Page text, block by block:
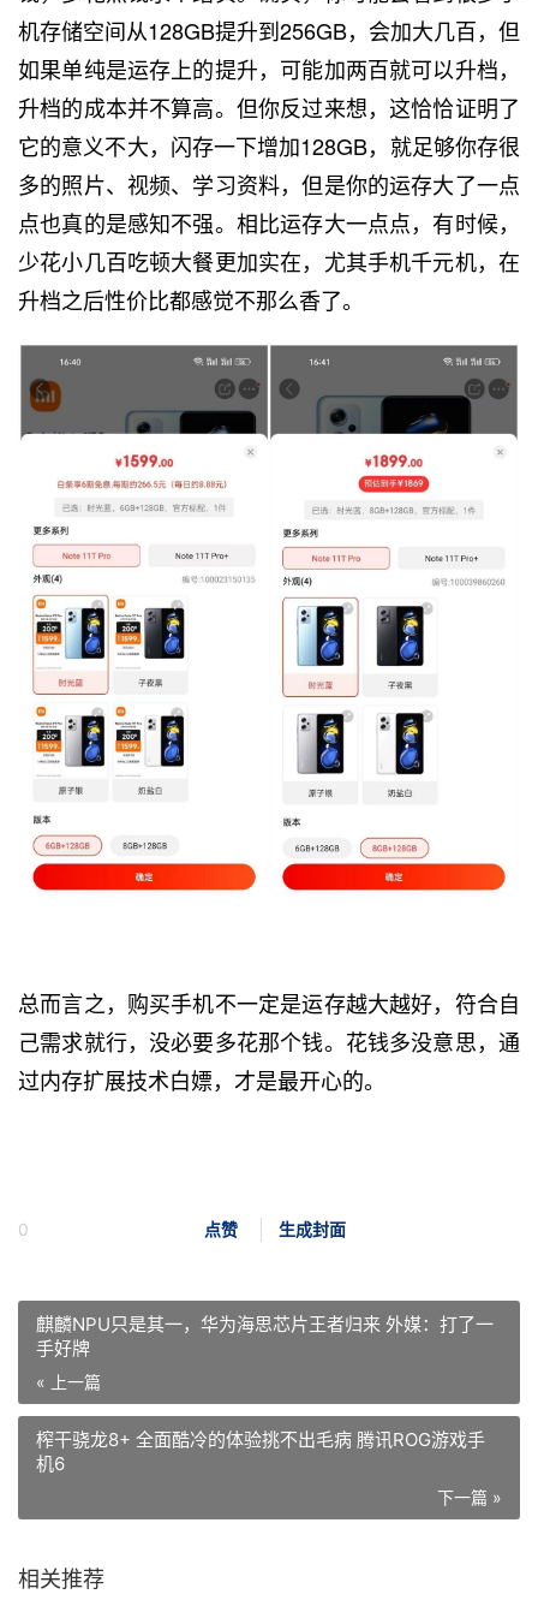
机存储空间从128GB提升到256GB，会加大几百，但
如果单纯是运存上的提升，可能加两百就可以升档，
升档的成本并不算高。但你反过来想，这恰恰证明了
它的意义不大，闪存一下增加128GB，就足够你存很
多的照片、视频、学习资料，但是你的运存大了一点
点也真的是感知不强。相比运存大一点点，有时候，
少花小几百吃顿大餐更加实在，尤其手机千元机，在
升档之后性价比都感觉不那么香了。
总而言之，购买手机不一定是运存越大越好，符合自
己需求就行，没必要多花那个钱。花钱多没意思，通
过内存扩展技术白嫖，才是最开心的。
点赞 生成封面
0
麒麟NPU只是其一，华为海思芯片王者归来 外媒：打了一
手好牌
« 上一篇
榨干骁龙8+ 全面酷冷的体验挑不出毛病 腾讯ROG游戏手
机6
下一篇 »
相关推荐